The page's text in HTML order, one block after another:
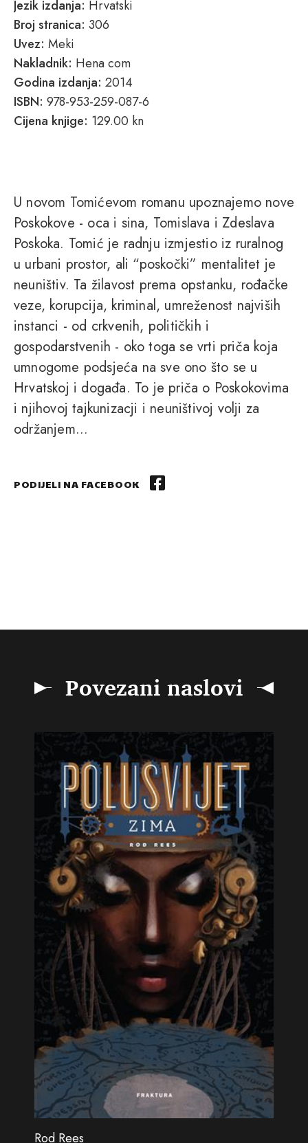
Jezik izdanja: Hrvatski
Broj stranica: 306
Uvez: Meki
Nakladnik: Hena com
Godina izdanja: 2014
ISBN: 978-953-259-087-6
Cijena knjige: 129.00 kn
U novom Tomićevom romanu upoznajemo nove
Poskokove - oca i sina, Tomislava i Zdeslava
Poskoka. Tomić je radnju izmjestio iz ruralnog
u urbani prostor, ali “poskočki” mentalitet je
neuništiv. Ta žilavost prema opstanku, rođačke
veze, korupcija, kriminal, umreženost najviših
instanci - od crkvenih, političkih i
gospodarstvenih - oko toga se vrti priča koja
umnogome podsjeća na sve ono što se u
Hrvatskoj i događa. To je priča o Poskokovima
i njihovoj tajkunizacji i neuništivoj volji za
održanjem...
PODIJELI NA FACEBOOK
Povezani naslovi
Rod Rees